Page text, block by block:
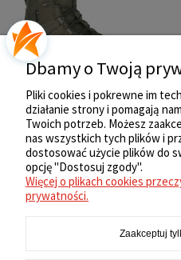
MOJE
Dbamy o Twoją
Pliki cookies i pokrewne im
działanie strony i pomagają
Twoich potrzeb. Możesz
nas wszystkich tych plików i
dostosować użycie plików do
opcję "Dostosuj zgody".
Więcej o plikach cookies
prywatności.
Zaakceptuj